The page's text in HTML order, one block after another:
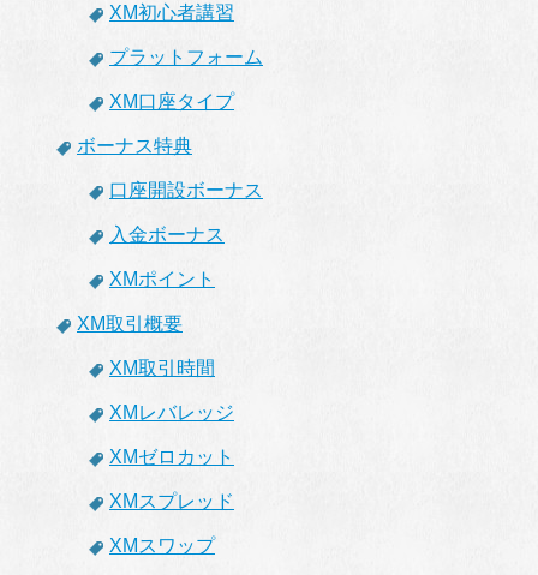
XM初心者講習
プラットフォーム
XM口座タイプ
ボーナス特典
口座開設ボーナス
入金ボーナス
XMポイント
XM取引概要
XM取引時間
XMレバレッジ
XMゼロカット
XMスプレッド
XMスワップ